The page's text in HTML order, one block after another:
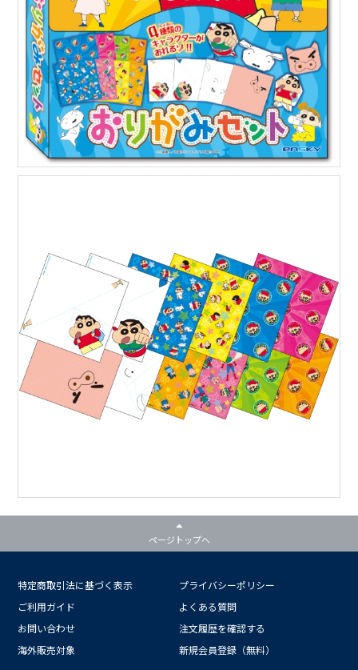
ページトップへ
特定商取引法に基づく表示
プライバシーポリシー
ご利用ガイド
よくある質問
お問い合わせ
注文履歴を確認する
海外販売対象
新規会員登録（無料）